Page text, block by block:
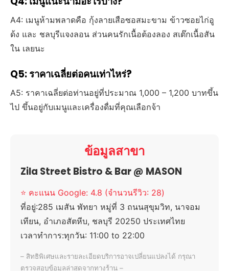
A4: เมนูห้ามพลาดคือ กุ้งลายเสือซอสมะขาม ข้าวซอยไก่อู
ด้ง และ ชลบุรีแจงลอน ส่วนคนรักเนื้อต้องลอง สเต๊กเนื้อสัน
ใน เลยนะ
Q5: ราคาเฉลี่ยต่อคนเท่าไหร่?
A5: ราคาเฉลี่ยต่อท่านอยู่ที่ประมาณ 1,000 – 1,200 บาทขึ้น
ไป ขึ้นอยู่กับเมนูและเครื่องดื่มที่คุณเลือกจ้า
ข้อมูลสาขา
Zila Street Bistro & Bar @ MASON
⭐ คะแนน Google: 4.8 (จำนวนรีวิว: 28)
ที่อยู่:285 เมสัน พัทยา หมู่ที่ 3 ถนนสุขุมวิท, นาจอม
เทียน, อำเภอสัตหีบ, ชลบุรี 20250 ประเทศไทย
เวลาทำการ:ทุกวัน: 11:00 to 22:00
– สิทธิพิเศษและรายละเอียดบริการอาจเปลี่ยนแปลงได้ กรุณา
ตรวจสอบข้อมูลล่าสุดจากทางร้าน –